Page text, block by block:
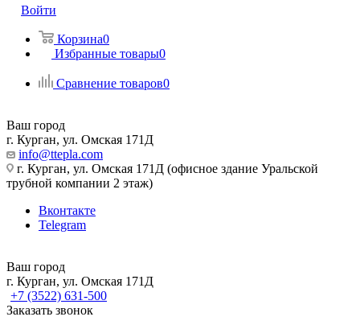
Войти
Корзина0
Избранные товары0
Сравнение товаров0
Ваш город
г. Курган, ул. Омская 171Д
info@ttepla.com
г. Курган, ул. Омская 171Д (офисное здание Уральской
трубной компании 2 этаж)
Вконтакте
Telegram
Ваш город
г. Курган, ул. Омская 171Д
+7 (3522) 631-500
Заказать звонок